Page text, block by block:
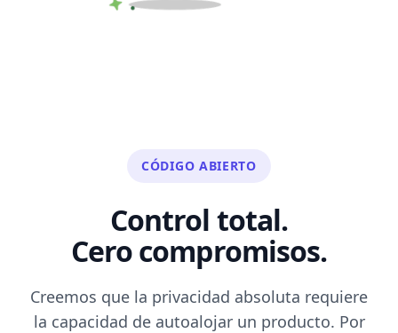
CÓDIGO ABIERTO
Control total.
Cero compromisos.
Creemos que la privacidad absoluta requiere
la capacidad de autoalojar un producto. Por